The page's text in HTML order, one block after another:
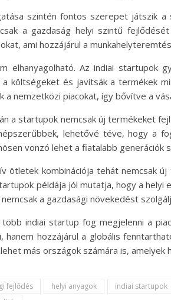
szintén fontos szerepet játszik
a gazdaság helyi szintű
ami hozzájárul a
elhanyagolható. Az indiai startupok
a költségeket és javítsák a termékek
a nemzetközi piacokat, így bővítve a
a startupok nemcsak új termékeket
lehetővé téve, hogy a
vonzó lehet a fiatalabb
ötletek kombinációja tehát nemcsak
példája jól mutatja, hogy a
a gazdasági növekedést
indiai startup fog megjelenni a
hanem hozzájárul a globális
más országok számára is,
fejlődés helyi anyagok indiai startupok